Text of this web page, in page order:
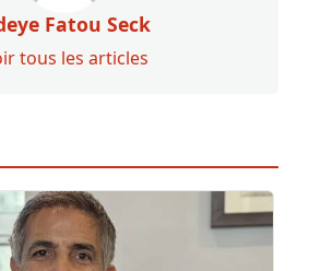
Fatou Seck
tous les articles